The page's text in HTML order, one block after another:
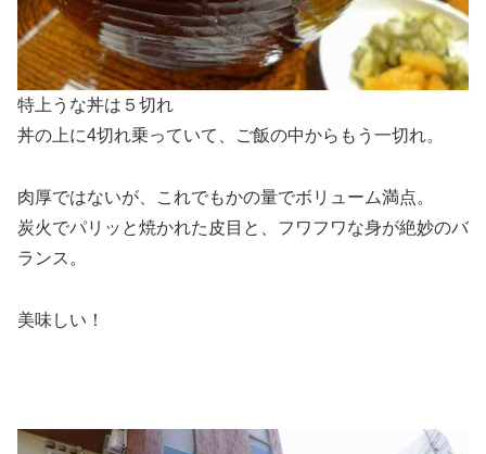
特上うな丼は５切れ
丼の上に4切れ乗っていて、ご飯の中からもう一切れ。
肉厚ではないが、これでもかの量でボリューム満点。
炭火でパリッと焼かれた皮目と、フワフワな身が絶妙のバ
ランス。
美味しい！